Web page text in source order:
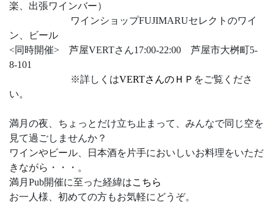
楽、出張ワインバー）
ワインショップFUJIMARUセレクトのワイ
ン、ビール
<同時開催> 芦屋VERTさん17:00-22:00 芦屋市大桝町5-
8-101
※詳しくはVERTさんのＨＰ をご覧くださ
い。
満月の夜、ちょっとだけ立ち止まって、みんなで同じ空を
見て過ごしませんか？
ワインやビール、日本酒を片手においしいお料理をいただ
きながら・・・。
満月Pub開催に至った経緯はこちら
お一人様、初めての方もお気軽にどうぞ。